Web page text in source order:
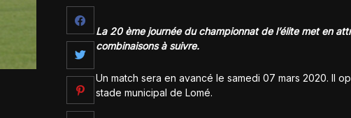
La 20 ème journée du championnat de l’élite met en
combinaisons à suivre.
Un match sera en avancé le samedi 07 mars 2020. Il
stade municipal de Lomé.